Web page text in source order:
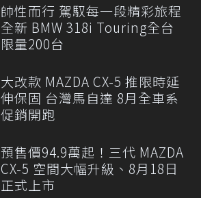
帥性而行 駕馭每一段精彩旅程
全新 BMW 318i Touring全台
限量200台
大改款 MAZDA CX-5 推限時延
伸保固 台灣馬自達 8月全車系
促銷開跑
預售價94.9萬起！三代 MAZDA
CX-5 空間大幅升級、8月18日
正式上市